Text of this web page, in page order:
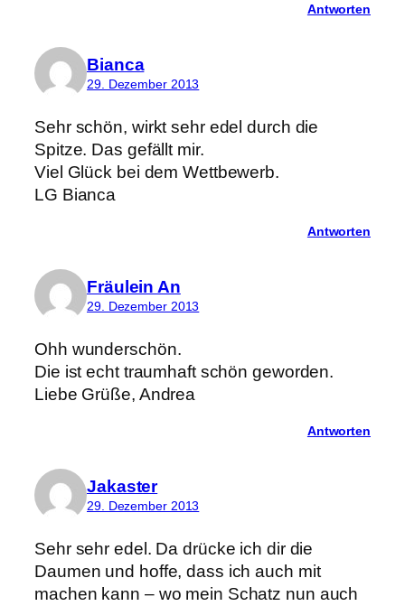
Antworten
Bianca
29. Dezember 2013
Sehr schön, wirkt sehr edel durch die
Spitze. Das gefällt mir.
Viel Glück bei dem Wettbewerb.
LG Bianca
Antworten
Fräulein An
29. Dezember 2013
Ohh wunderschön.
Die ist echt traumhaft schön geworden.
Liebe Grüße, Andrea
Antworten
Jakaster
29. Dezember 2013
Sehr sehr edel. Da drücke ich dir die
Daumen und hoffe, dass ich auch mit
machen kann – wo mein Schatz nun auch